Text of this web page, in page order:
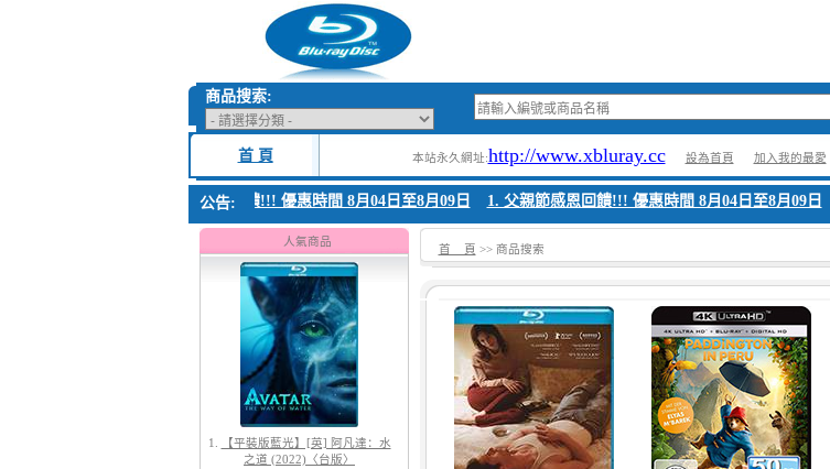
商品搜索:
首 頁 本站永久網址:http://www.xbluray.cc 設為首頁 加入我的最愛
公告:
1. 父親節感恩回饋!!! 優惠時間 8月04日至8月09日 1. 父親節感恩回饋!!! 優惠時間 8月04日至8月09日
人氣商品
1.【平裝版藍光】[英] 阿凡達：水
之道 (2022)〈台版〉
(2026)[台版字幕]
首 頁 >> 商品搜索